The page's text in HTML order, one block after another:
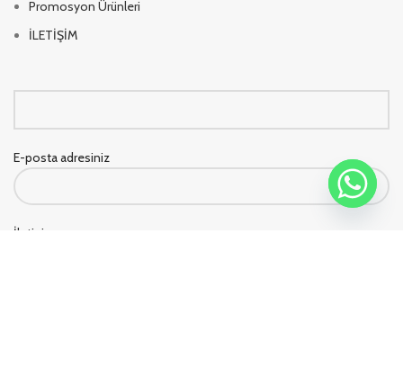
Promosyon Ürünleri
İLETİŞİM
E-posta adresiniz
İletiniz